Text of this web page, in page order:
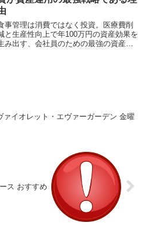
事管理は消費ではなく投資。医療費削
と生産性向上で年100万円の資産効果を
み出す、会社員のための最強の資産戦
ァイオレット・エヴァーガーデン 金曜
ス おすすめ